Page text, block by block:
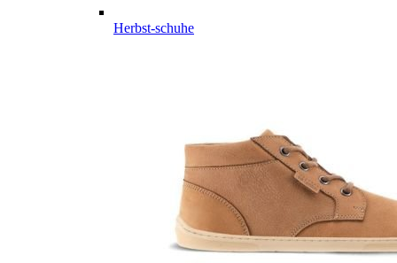
Herbst-schuhe